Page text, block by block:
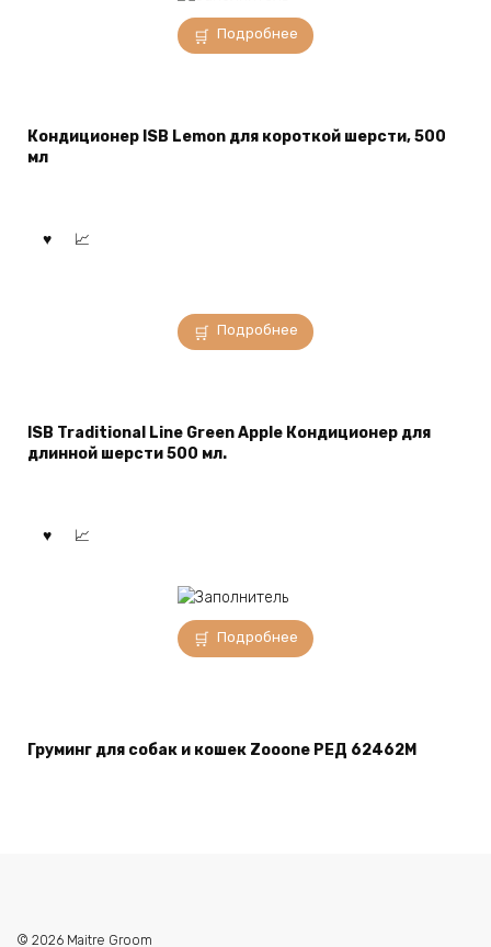
Подробнее
Кондиционер ISB Lemon для короткой шерсти, 500
мл
Подробнее
ISB Traditional Line Green Apple Кондиционер для
длинной шерсти 500 мл.
Подробнее
Груминг для собак и кошек Zooone РЕД 62462M
© 2026 Maitre Groom